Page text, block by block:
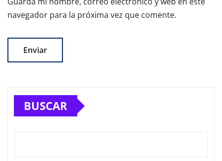
navegador para la próxima vez que comente.
BUSCAR